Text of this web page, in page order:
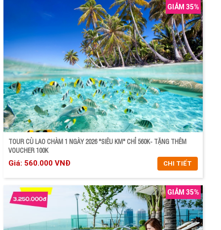
GIẢM 35%
CHI TIẾT
ĐẶT TOUR
TOUR CÙ LAO CHÀM 1 NGÀY 2026 "SIÊU KM" CHỈ 560K- TẶNG THÊM
VOUCHER 100K
Giá: 560.000 VNĐ CHI TIẾT
GIẢM 35%